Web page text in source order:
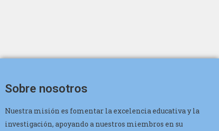
Sobre nosotros
Nuestra misión es fomentar la excelencia educativa y la
investigación, apoyando a nuestros miembros en su